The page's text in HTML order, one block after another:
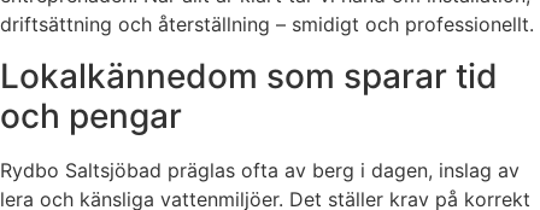
driftsättning och återställning – smidigt och professionellt.
Lokalkännedom som sparar tid
och pengar
Rydbo Saltsjöbad präglas ofta av berg i dagen, inslag av
lera och känsliga vattenmiljöer. Det ställer krav på korrekt